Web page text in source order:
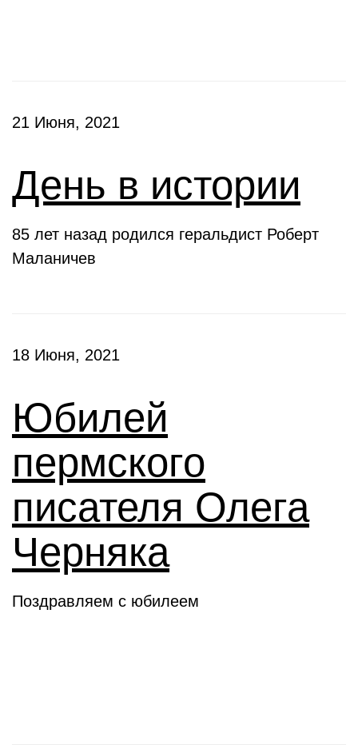
21 Июня, 2021
День в истории
85 лет назад родился геральдист Роберт
Маланичев
18 Июня, 2021
Юбилей
пермского
писателя Олега
Черняка
Поздравляем с юбилеем